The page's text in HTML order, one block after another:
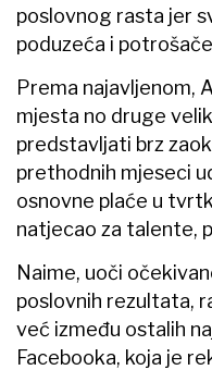
poslovnog rasta jer
poduzeća i
Prema najavljenom,
mjesta no druge
predstavljati brz
prethodnih mjeseci
osnovne plaće u
natjecao za talente,
Naime, uoči
poslovnih rezultata,
već između ostalih
Facebooka, koja je